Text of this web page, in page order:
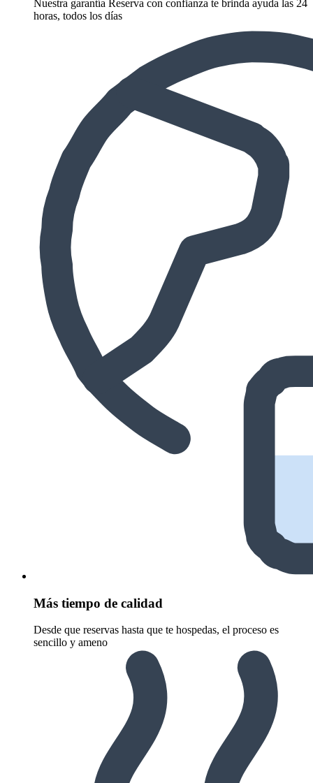
Nuestra garantía Reserva con confianza te brinda ayuda las 24
horas, todos los días
Más tiempo de calidad
Desde que reservas hasta que te hospedas, el proceso es
sencillo y ameno